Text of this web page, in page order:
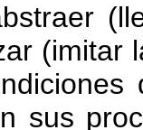
(
(imitar
sus